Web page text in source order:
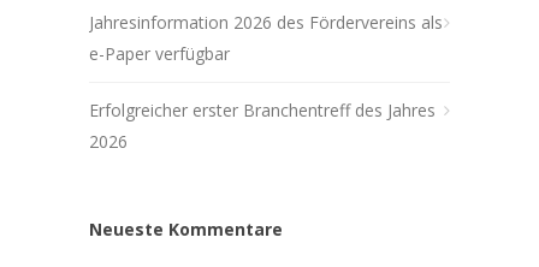
Jahresinformation 2026 des Fördervereins als
e-Paper verfügbar
Erfolgreicher erster Branchentreff des Jahres
2026
Neueste Kommentare